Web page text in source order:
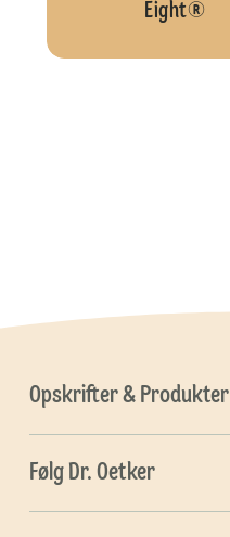
Eight®
Opskrifter & Produkter
Følg Dr. Oetker